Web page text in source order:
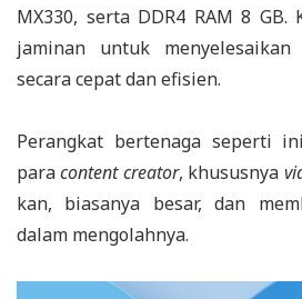
MX330, serta DDR4 RAM 8
jaminan untuk
secara cepat dan efisien.
Perangkat bertenaga seperti
paracontent creator, khususnya
kan, biasanya besar, dan
dalam mengolahnya.